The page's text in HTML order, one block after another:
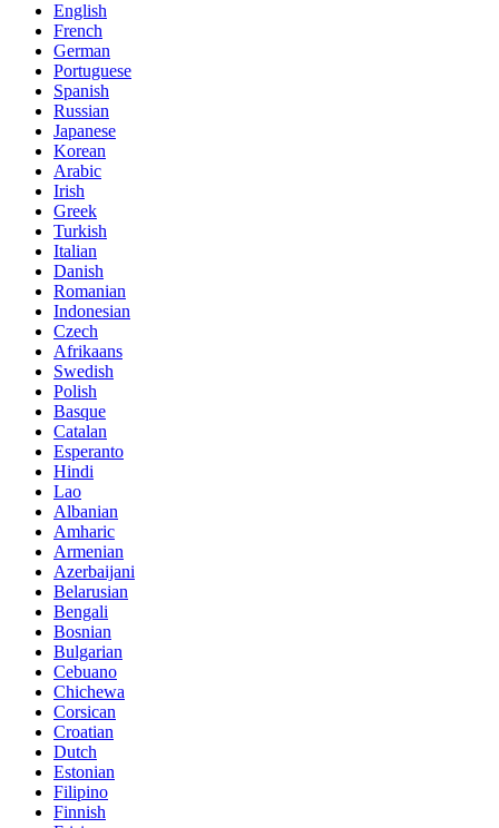
English
French
German
Portuguese
Spanish
Russian
Japanese
Korean
Arabic
Irish
Greek
Turkish
Italian
Danish
Romanian
Indonesian
Czech
Afrikaans
Swedish
Polish
Basque
Catalan
Esperanto
Hindi
Lao
Albanian
Amharic
Armenian
Azerbaijani
Belarusian
Bengali
Bosnian
Bulgarian
Cebuano
Chichewa
Corsican
Croatian
Dutch
Estonian
Filipino
Finnish